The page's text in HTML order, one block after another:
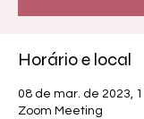
Horário e local
08 de mar. de 2023,
Zoom Meeting